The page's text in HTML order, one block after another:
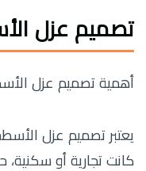
تصميم عزل
أهمية تصميم عزل
يعتبر تصميم عزل
كانت تجارية أو